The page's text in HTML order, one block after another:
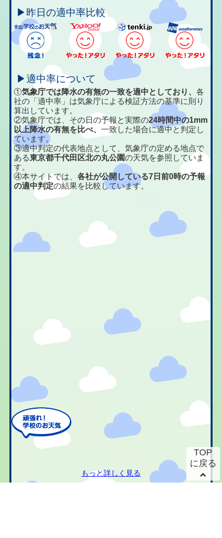
▶昨日の適中率比較
▶適中率について
①気象庁では降水の有無の一致を適中としており、各
社の「適中率」は気象庁による検証方法の基準に則り
算出しています。
②気象庁では、その日の予報と実際の24時間中の1mm
以上降水の有無を比べ、一致した場合に適中と判定し
ています。
③適中判定の代表地点として、気象庁の定める地点で
ある東京都千代田区北の丸公園の天気を参照していま
す。
④本サイトでは、各社が公開している7日前0時の予報
の適中判定の結果を比較しています。
もっと詳しく見る
TOP
に戻る